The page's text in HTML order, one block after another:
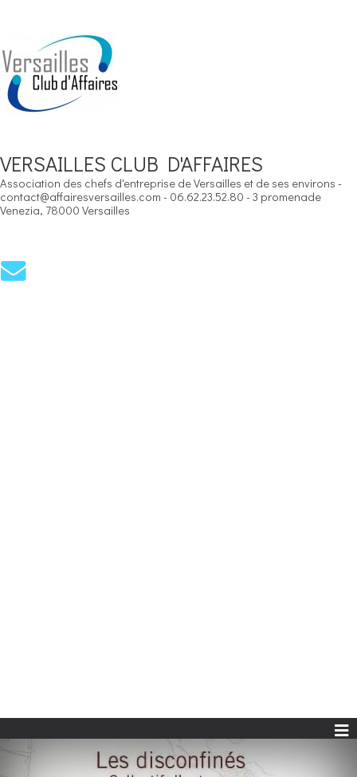
VERSAILLES CLUB D'AFFAIRES
Association des chefs d'entreprise de Versailles et de ses environs -
contact@affairesversailles.com - 06.62.23.52.80 - 3 promenade
Venezia, 78000 Versailles